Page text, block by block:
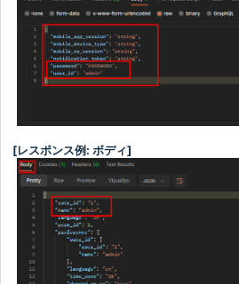
[レスポンス例: ボディ]